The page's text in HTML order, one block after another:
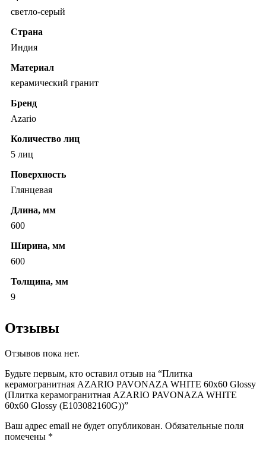
светло-серый
Страна
Индия
Материал
керамический гранит
Бренд
Azario
Количество лиц
5 лиц
Поверхность
Глянцевая
Длина, мм
600
Ширина, мм
600
Толщина, мм
9
Отзывы
Отзывов пока нет.
Будьте первым, кто оставил отзыв на “Плитка
керамогранитная AZARIO PAVONAZA WHITE 60х60 Glossy
(Плитка керамогранитная AZARIO PAVONAZA WHITE
60х60 Glossy (E103082160G))”
Ваш адрес email не будет опубликован. Обязательные поля
помечены *